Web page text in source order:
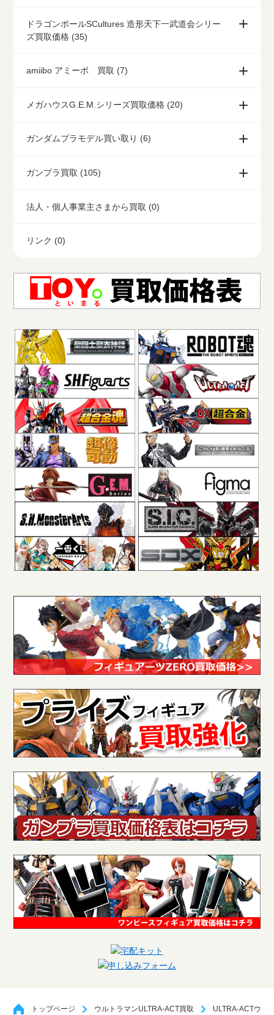
ドラゴンボールSCultures 造形天下一武道会シリー
ズ買取価格 (35)
amiibo アミーボ 買取 (7)
メガハウスG.E.M.シリーズ買取価格 (20)
ガンダムプラモデル買い取り (6)
ガンプラ買取 (105)
法人・個人事業主さまから買取 (0)
リンク (0)
トップページ ウルトラマンULTRA-ACT買取 ULTRA-ACTウル